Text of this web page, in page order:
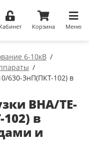
Кабинет Корзина Меню
6-10кВ
630-ЗнП(ПКТ-102) в
ВНА/ТЕ-
в
и